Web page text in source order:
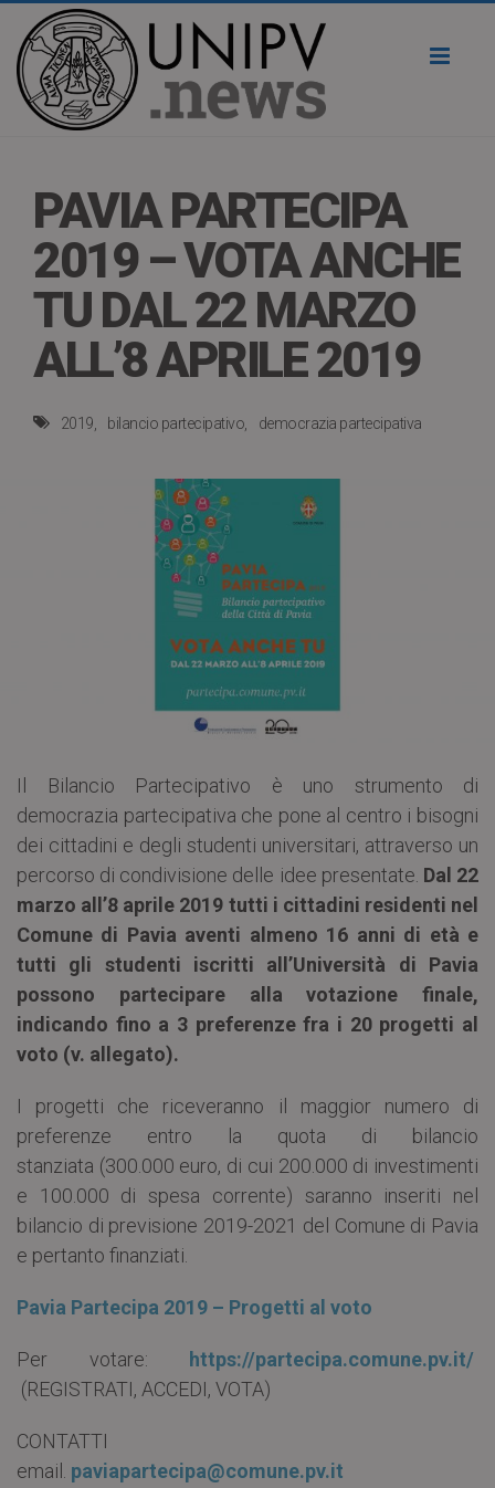
PAVIA PARTECIPA
2019 – VOTA ANCHE
TU DAL 22 MARZO
ALL’8 APRILE 2019
2019 bilancio partecipativo democrazia partecipativa
Il Bilancio Partecipativo è uno strumento di
democrazia partecipativa che pone al centro i bisogni
dei cittadini e degli studenti universitari, attraverso un
percorso di condivisione delle idee presentate. Dal 22
marzo all’8 aprile 2019 tutti i cittadini residenti nel
Comune di Pavia aventi almeno 16 anni di età e
tutti gli studenti iscritti all’Università di Pavia
possono partecipare alla votazione finale,
indicando fino a 3 preferenze fra i 20 progetti al
voto (v. allegato).
I progetti che riceveranno il maggior numero di
preferenze entro la quota di bilancio
stanziata (300.000 euro, di cui 200.000 di investimenti
e 100.000 di spesa corrente) saranno inseriti nel
bilancio di previsione 2019-2021 del Comune di Pavia
e pertanto finanziati.
Pavia Partecipa 2019 – Progetti al voto
Per votare:
https://partecipa.comune.pv.it/
(REGISTRATI, ACCEDI, VOTA)
CONTATTI
email. paviapartecipa@comune.pv.it